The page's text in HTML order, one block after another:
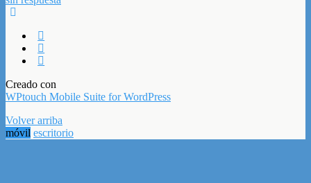
Creado con
WPtouch Mobile Suite for WordPress
Volver arriba
móvil escritorio